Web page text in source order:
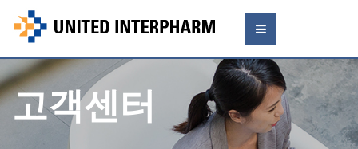
고객센터